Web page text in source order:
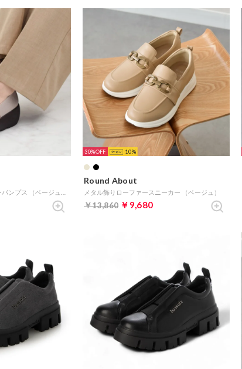
30% 10
Round About
メタル飾りローファースニーカー （ベージュ）
￥13,860 ￥9,680